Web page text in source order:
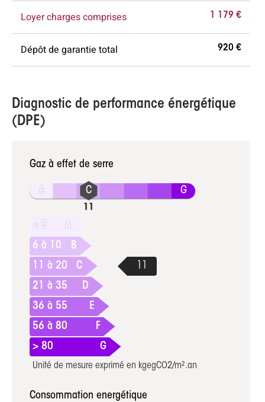
Loyer charges comprises 1 179 €
Dépôt de garantie total 920 €
Diagnostic de performance énergétique
(DPE)
Gaz à effet de serre
A G
< 5
A
6 à 10
B
11 à 20
C
21 à 35
D
36 à 55
E
56 à 80
F
> 80
G
Unité de mesure exprimé en kgegCO2/m².an
Consommation energétique